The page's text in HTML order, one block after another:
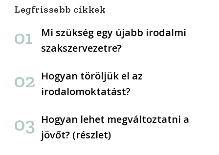
Legfrissebb cikkek
Mi szükség egy újabb irodalmi
szakszervezetre?
Hogyan töröljük el az
irodalomoktatást?
Hogyan lehet megváltoztatni a
jövőt? (részlet)